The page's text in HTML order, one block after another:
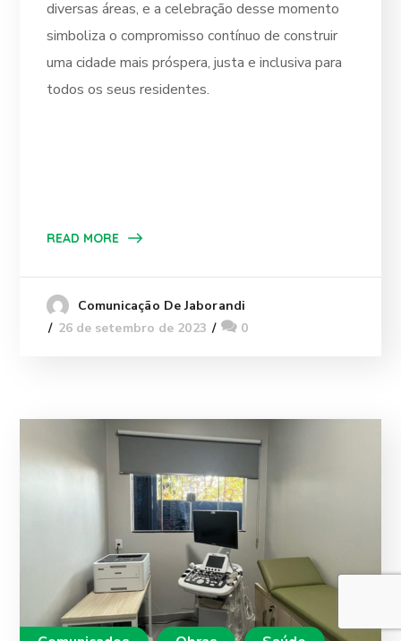
diversas áreas, e a celebração desse momento
simboliza o compromisso contínuo de construir
uma cidade mais próspera, justa e inclusiva para
todos os seus residentes.
READ MORE
Comunicação De Jaborandi
26 de setembro de 2023
0